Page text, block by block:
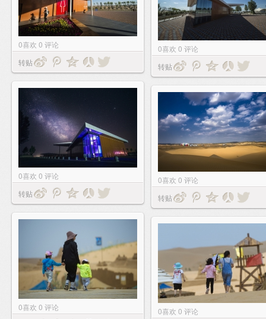
0喜欢 0 评论
转贴
0喜欢 0 评论
转贴
0喜欢 0 评论
转贴
0喜欢 0 评论
转贴
0喜欢 0 评论
0喜欢 0 评论